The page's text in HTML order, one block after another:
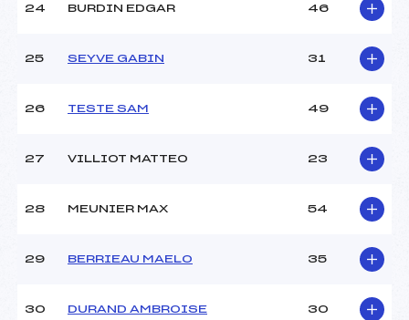
24 BURDIN EDGAR 46
25 SEYVE GABIN 31
26 TESTE SAM 49
27 VILLIOT MATTEO 23
28 MEUNIER MAX 54
29 BERRIEAU MAELO 35
30 DURAND AMBROISE 30